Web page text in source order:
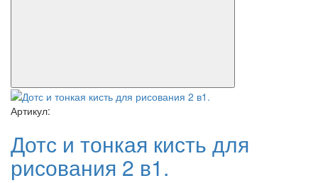
Артикул:
Дотс и тонкая кисть для
рисования 2 в1.